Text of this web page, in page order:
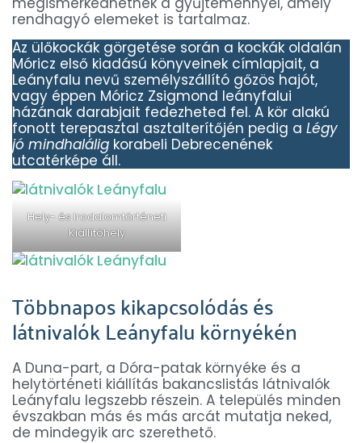
rendhagyó elemeket is tartalmaz.
Az ülőkockák görgetése során a kockák oldalán
Móricz első kiadású könyveinek címlapjait, a
Leányfalu nevű személyszállító gőzös hajót,
vagy éppen Móricz Zsigmond leányfalui
házának darabjait fedezheted fel. A kör alakú
fonott terepasztal asztalterítőjén pedig a Légy
jó mindhalálig korabeli Debrecenének
utcatérképe áll.
Hely- és Irodalomtörténeti
Kiállítóhely
Többnapos kikapcsolódás és
látnivalók Leányfalu környékén
A Duna-part, a Dóra-patak környéke és a
helytörténeti kiállítás bakancslistás látnivalók
Leányfalu legszebb részein. A település minden
évszakban más és más arcát mutatja neked,
de mindegyik arc szerethető.